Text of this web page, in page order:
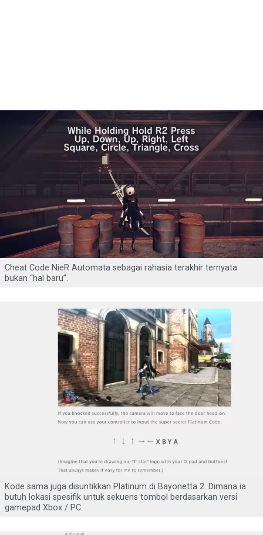
Cheat Code NieR Automata sebagai rahasia terakhir ternyata
bukan “hal baru”.
Kode sama juga disuntikkan Platinum di Bayonetta 2. Dimana ia
butuh lokasi spesifik untuk sekuens tombol berdasarkan versi
gamepad Xbox / PC.